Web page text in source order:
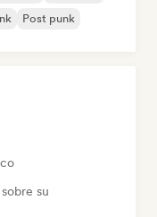
Post punk
su